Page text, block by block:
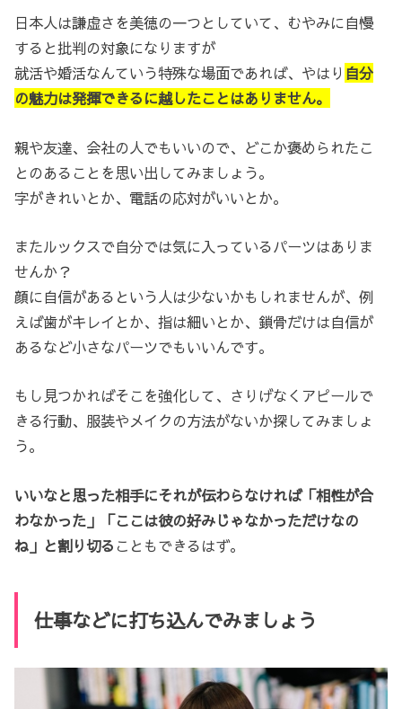
日本人は謙虚さを美徳の一つとしていて、むやみに自慢
すると批判の対象になりますが
就活や婚活なんていう特殊な場面であれば、やはり 自分
の魅力は発揮できるに越したことはありません。
親や友達、会社の人でもいいので、どこか褒められたこ
とのあることを思い出してみましょう。
字がきれいとか、電話の応対がいいとか。
またルックスで自分では気に入っているパーツはありま
せんか？
顔に自信があるという人は少ないかもしれませんが、例
えば歯がキレイとか、指は細いとか、鎖骨だけは自信が
あるなど小さなパーツでもいいんです。
もし見つかればそこを強化して、さりげなくアピールで
きる行動、服装やメイクの方法がないか探してみましょ
う。
いいなと思った相手にそれが伝わらなければ「相性が合
わなかった」「ここは彼の好みじゃなかっただけなの
ね」と割り切ることもできるはず。
仕事などに打ち込んでみましょう